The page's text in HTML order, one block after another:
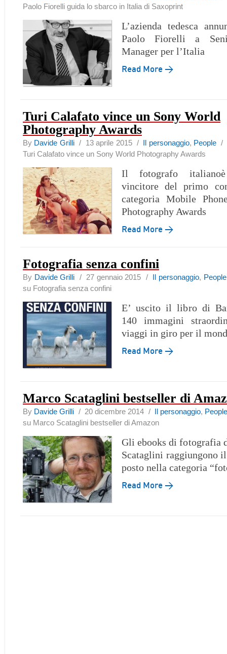
Paolo Fiorelli guida lo sbarco in Italia di Saxoprint
L’azienda tedesca
Paolo Fiorelli a
Manager per l’Italia
Read More →
Turi Calafato vince un Sony World
Photography Awards
By Davide Grilli/ 13 aprile 2015 / Il personaggio, People
Turi Calafato vince un Sony World Photography Awards
Il fotografo
vincitore del primo
categoria Mobile
Photography Awards
Read More →
Fotografia senza confini
By Davide Grilli / 27 gennaio 2015 / Il personaggio, People
su Fotografia senza confini
E’ uscito il libro di
140 immagini
viaggi in giro per il
Read More →
Marco Scataglini bestseller di
By Davide Grilli / 20 dicembre 2014 / Il personaggio,
su Marco Scataglini bestseller di Amazon
Gli ebooks di fotografia
Scataglini raggiungono
posto nella categoria
Read More →